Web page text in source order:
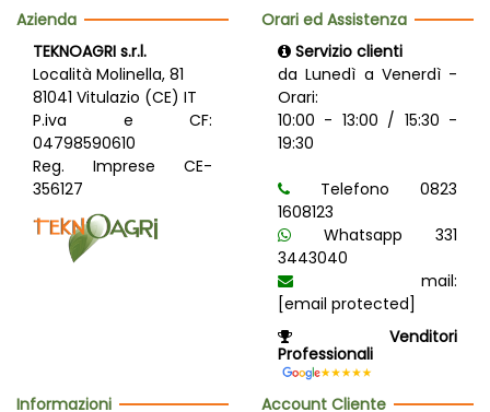
Azienda
TEKNOAGRI s.r.l.
Località Molinella, 81
81041 Vitulazio (CE) IT
P.iva e CF:
04798590610
Reg. Imprese CE-
356127
Orari ed Assistenza
Servizio clienti
da Lunedì a Venerdì -
Orari:
10:00 - 13:00 / 15:30 -
19:30
Telefono 0823
1608123
Whatsapp 331
3443040
mail:
[email protected]
Venditori
Professionali
Informazioni Account Cliente